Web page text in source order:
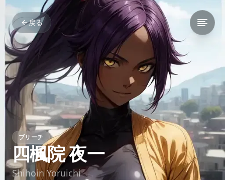
戻る
ブリーチ
四楓院 夜一
Shihoin Yoruichi